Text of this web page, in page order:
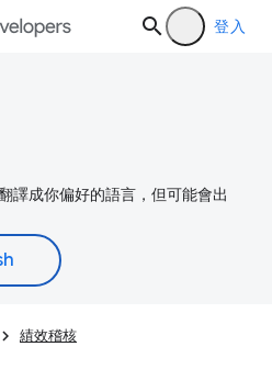
登入
譯成你偏好的語言，但可能會出
績效稽核